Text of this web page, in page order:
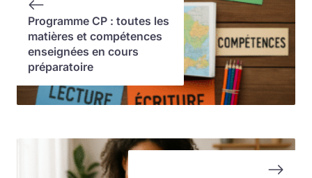
Programme CP : toutes les
matières et compétences
enseignées en cours
préparatoire